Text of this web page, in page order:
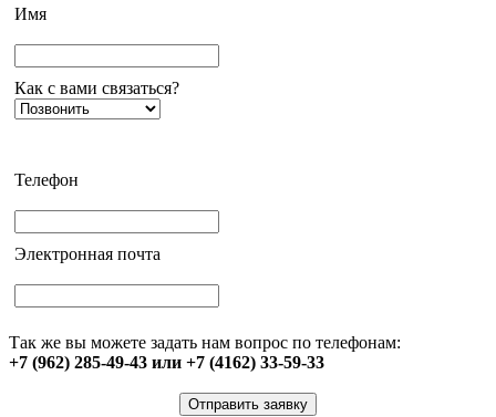
Имя
Как с вами связаться?
Телефон
Электронная почта
Так же вы можете задать нам вопрос по телефонам:
+7 (962) 285-49-43 или +7 (4162) 33-59-33
Отправить заявку